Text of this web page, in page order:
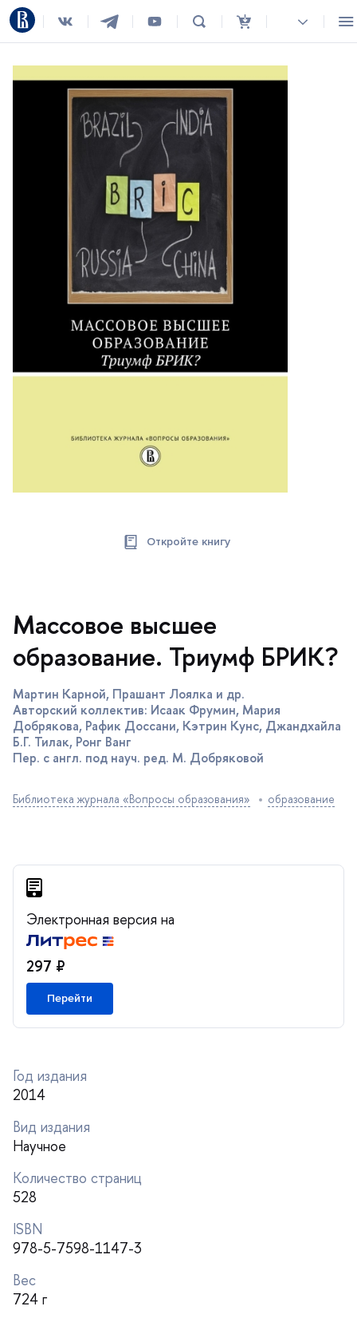
Откройте книгу
Массовое высшее
образование. Триумф БРИК?
Мартин Карной, Прашант Лоялка и др.
Авторский коллектив: Исаак Фрумин, Мария
Добрякова, Рафик Доссани, Кэтрин Кунс, Джандхайла
Б.Г. Тилак, Ронг Ван
Пер. с англ. под науч. ред. М. Добряковой
Библиотека журнала «Вопросы образования» образование
Электронная версия на
297 ₽
Перейти
Год издания
2014
ид издания
Научное
Количество страниц
528
ISBN
978-5-7598-1147-3
ес
724